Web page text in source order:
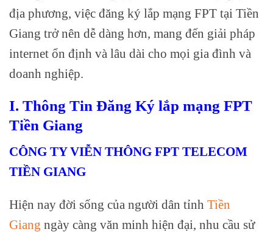
địa phương, việc đăng ký lắp mạng FPT tại Tiền
Giang trở nên dễ dàng hơn, mang đến giải pháp
internet ổn định và lâu dài cho mọi gia đình và
doanh nghiệp.
I. Thông Tin Đăng Ký lắp mạng FPT
Tiền Giang
CÔNG TY VIỄN THÔNG FPT TELECOM
TIỀN GIANG
Hiện nay đời sống của người dân tỉnh Tiền
Giang ngày càng văn minh hiện đại, nhu cầu sử